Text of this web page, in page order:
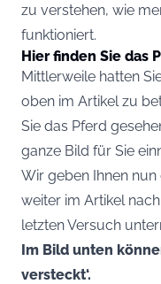
zu verstehen, wie
funktioniert.
Hier finden Sie das
Mittlerweile hatten
oben im Artikel zu
Sie das Pferd
ganze Bild für Sie
Wir geben Ihnen
weiter im Artikel
letzten Versuch
Im Bild unten
versteckt‘.